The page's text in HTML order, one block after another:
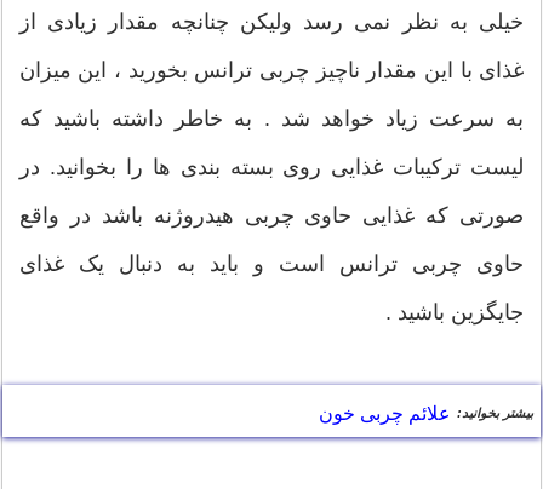
خیلی به نظر نمی رسد ولیکن چنانچه مقدار زیادی از
غذای با این مقدار ناچیز چربی ترانس بخورید ، این میزان
به سرعت زیاد خواهد شد . به خاطر داشته باشید که
لیست ترکیبات غذایی روی بسته بندی ها را بخوانید. در
صورتی که غذایی حاوی چربی هیدروژنه باشد در واقع
حاوی چربی ترانس است و باید به دنبال یک غذای
جایگزین باشید .
بیشتر بخوانید: علائم چربی خون